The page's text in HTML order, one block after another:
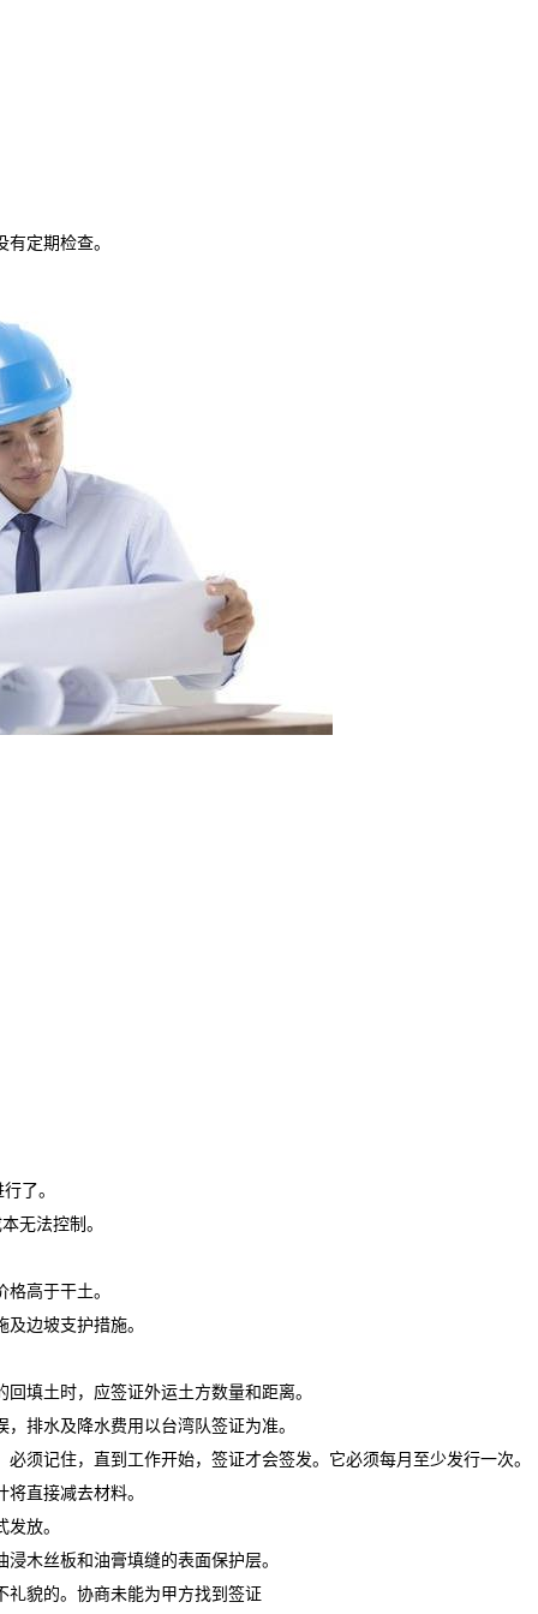
定期检查。
了。
无法控制。
高于干土。
边坡支护措施。
填土时，应签证外运土方数量和距离。
排水及降水费用以台湾队签证为准。
须记住，直到工作开始，签证才会签发。它必须每月至少发行一次。
直接减去材料。
放。
木丝板和油膏填缝的表面保护层。
貌的。协商未能为甲方找到签证